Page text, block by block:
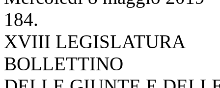
184.
XVIII LEGISLATURA
BOLLETTINO